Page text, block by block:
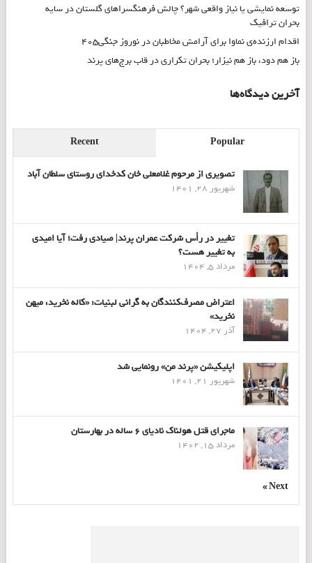
توسعه نمایشی یا نیاز واقعی شهر؟ چالش فرهنگسراهای گلستان در سایه
بحران ترافیک
اقدام ارزنده‌ی نماوا برای آرامش مخاطبان در نوروز جنگی۴۰۵
باز هم دود، باز هم نیزار؛ بحران تکراری در قاب برج‌های پرند
آخرین دیدگاه‌ها
Popular
Recent
تصویری از مرحوم غلامعلی خان کدخدای روستای سلطان آباد
شهریور 28, 1401
تغییر در رأس شرکت عمران پرند| صیادی رفت؛ آیا امیدی
به تغییر هست؟
مرداد 5, 1404
اعتراض مصرف‌کنندگان به گرانی لبنیات: «کاله نخرید، میهن
نخرید»
آذر 27, 1404
اپلیکیشن «پرند من» رونمایی شد
شهریور 21, 1401
ماجرای قتل هولناک نادیای ۶ ساله در بهارستان
مرداد 15, 1402
Next »